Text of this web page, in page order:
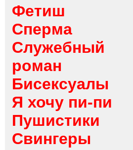
Фетиш
Сперма
Служебный
роман
Бисексуалы
Я хочу пи-пи
Пушистики
Свингеры